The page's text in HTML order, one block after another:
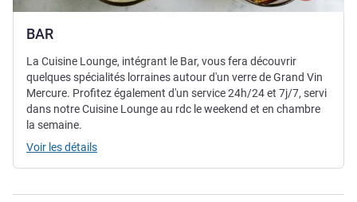
BAR
La Cuisine Lounge, intégrant le Bar, vous fera découvrir
quelques spécialités lorraines autour d'un verre de Grand Vin
Mercure. Profitez également d'un service 24h/24 et 7j/7, servi
dans notre Cuisine Lounge au rdc le weekend et en chambre
la semaine.
Voir les détails